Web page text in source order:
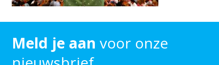
Meld je aan voor onze